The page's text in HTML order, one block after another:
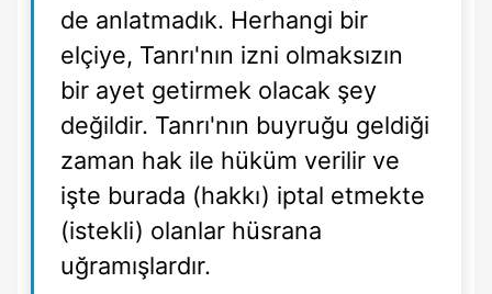
de anlatmadık. Herhangi bir
elçiye, Tanrı'nın izni olmaksızın
bir ayet getirmek olacak şey
değildir. Tanrı'nın buyruğu geldiği
zaman hak ile hüküm verilir ve
işte burada (hakkı) iptal etmekte
(istekli) olanlar hüsrana
uğramışlardır.